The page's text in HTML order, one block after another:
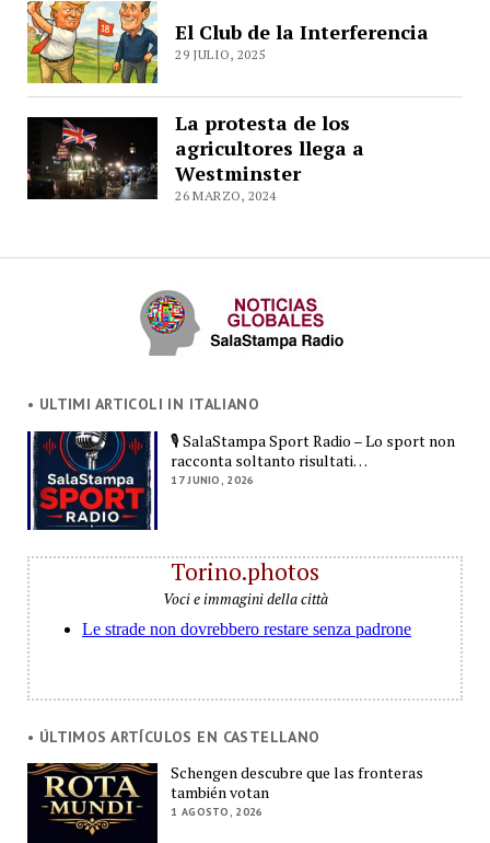
• ULTIMI ARTICOLI IN ITALIANO
🎙️ SalaStampa Sport Radio – Lo sport non
racconta soltanto risultati…
17 JUNIO, 2026
Torino.photos
Voci e immagini della città
• ÚLTIMOS ARTÍCULOS EN CASTELLANO
Schengen descubre que las fronteras
también votan
1 AGOSTO, 2026
El Club de la Interferencia
29 JULIO, 2025
La protesta de los
agricultores llega a
Westminster
26 MARZO, 2024